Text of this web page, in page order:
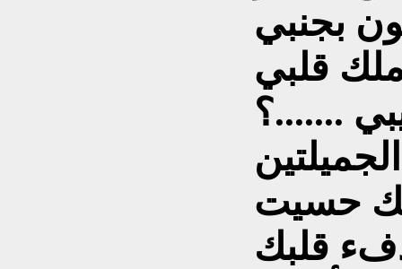
بجنبي
قلبي
حسيت
قلبك